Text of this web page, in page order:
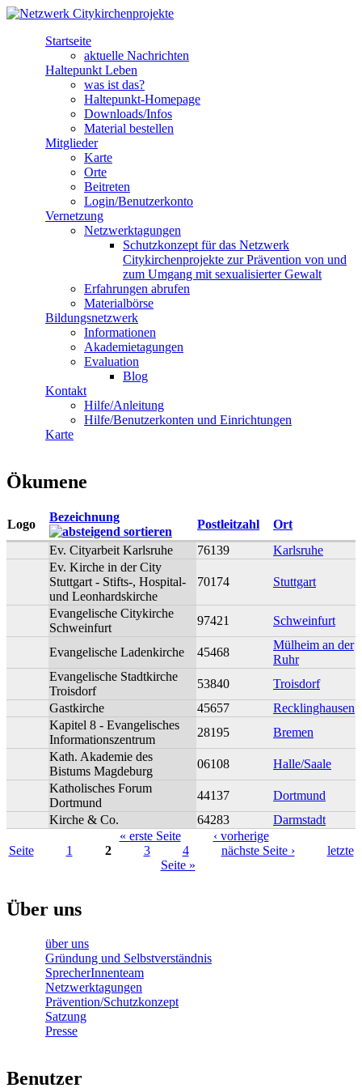
Direkt zum Inhalt
Netzwerk
Citykirchenprojekte
Startseite
aktuelle Nachrichten
Haltepunkt Leben
was ist das?
Haltepunkt-Homepage
Downloads/Infos
Material bestellen
Mitglieder
Karte
Orte
Beitreten
Login/Benutzerkonto
Vernetzung
Netzwerktagungen
Schutzkonzept für das Netzwerk
Citykirchenprojekte zur Prävention von und
zum Umgang mit sexualisierter Gewalt
Erfahrungen abrufen
Materialbörse
Bildungsnetzwerk
Informationen
Akademietagungen
Evaluation
Blog
Kontakt
Hilfe/Anleitung
Hilfe/Benutzerkonten und Einrichtungen
Karte
Ökumene
Logo
Bezeichnung
Postleitzahl
Ort
Ev. Cityarbeit Karlsruhe
76139
Karlsruhe
Ev. Kirche in der City
Stuttgart - Stifts-, Hospital-
und Leonhardskirche
70174 Stuttgart
Evangelische Citykirche
Schweinfurt
97421 Schweinfurt
Evangelische Ladenkirche 45468
Mülheim an der
Ruhr
Evangelische Stadtkirche
Troisdorf
53840
Troisdorf
Gastkirche
45657
Recklinghausen
Kapitel 8 - Evangelisches
Informationszentrum
28195
Bremen
Kath. Akademie des
Bistums Magdeburg
06108
Halle/Saale
Katholisches Forum
Dortmund
44137
Dortmund
Kirche & Co.
64283 Darmstadt
Seiten
« erste Seite
‹ vorherige
Seite
1 2 3 4 nächste Seite ›
letzte
Seite »
Über uns
über uns
Gründung und Selbstverständnis
SprecherInnenteam
Netzwerktagungen
Prävention/Schutzkonzept
Satzung
Presse
Benutzer